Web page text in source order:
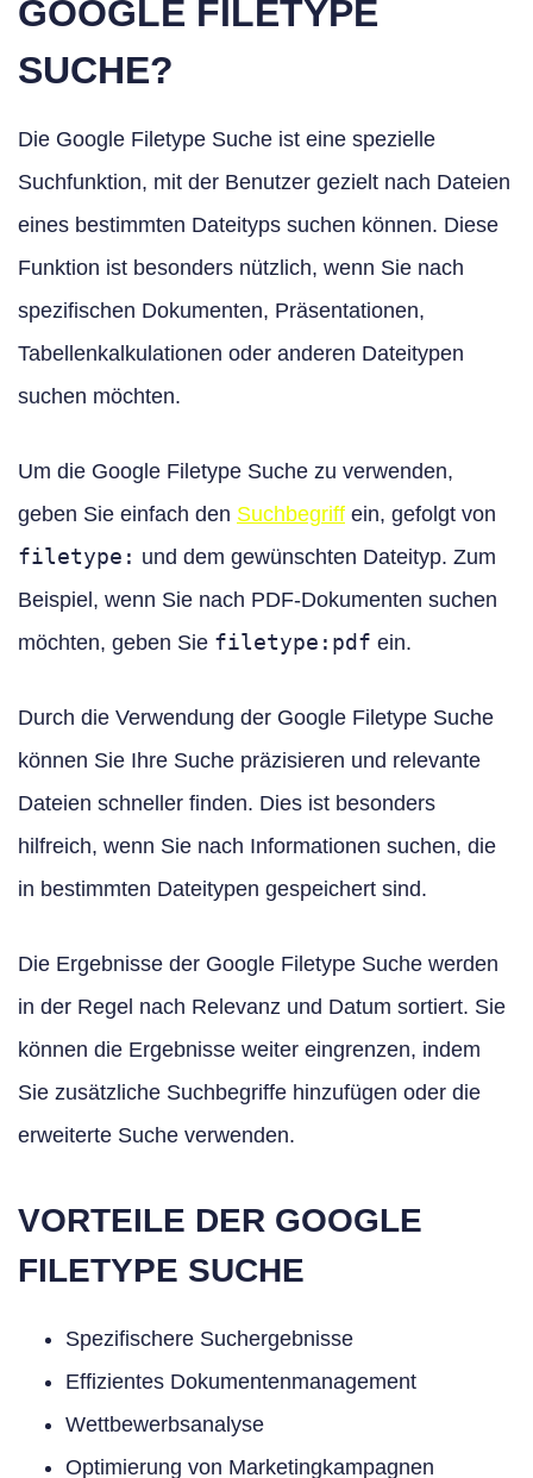
GOOGLE FILETYPE
SUCHE?
Die Google Filetype Suche ist eine spezielle
Suchfunktion, mit der Benutzer gezielt nach Dateien
eines bestimmten Dateityps suchen können. Diese
Funktion ist besonders nützlich, wenn Sie nach
spezifischen Dokumenten, Präsentationen,
Tabellenkalkulationen oder anderen Dateitypen
suchen möchten.
Um die Google Filetype Suche zu verwenden,
geben Sie einfach den Suchbegriff ein, gefolgt von
filetype: und dem gewünschten Dateityp. Zum
Beispiel, wenn Sie nach PDF-Dokumenten suchen
möchten, geben Sie filetype:pdf ein.
Durch die Verwendung der Google Filetype Suche
können Sie Ihre Suche präzisieren und relevante
Dateien schneller finden. Dies ist besonders
hilfreich, wenn Sie nach Informationen suchen, die
in bestimmten Dateitypen gespeichert sind.
Die Ergebnisse der Google Filetype Suche werden
in der Regel nach Relevanz und Datum sortiert. Sie
können die Ergebnisse weiter eingrenzen, indem
Sie zusätzliche Suchbegriffe hinzufügen oder die
erweiterte Suche verwenden.
VORTEILE DER GOOGLE
FILETYPE SUCHE
Spezifischere Suchergebnisse
Effizientes Dokumentenmanagement
Wettbewerbsanalyse
Optimierung von Marketingkampagnen